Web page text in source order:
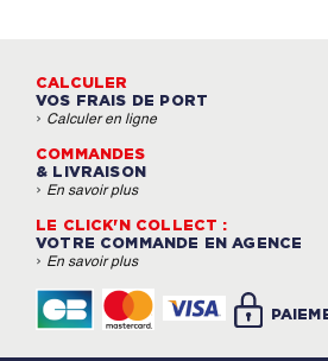
CALCULER
VOS FRAIS DE PORT
› Calculer en ligne
COMMANDES
& LIVRAISON
› En savoir plus
LE CLICK'N COLLECT :
VOTRE COMMANDE EN AGENCE
› En savoir plus